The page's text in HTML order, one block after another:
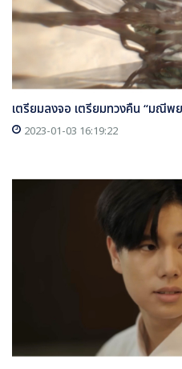
เตรียมลงจอ เตรียมทวงคืน “มณีพ
2023-01-03 16:19:22